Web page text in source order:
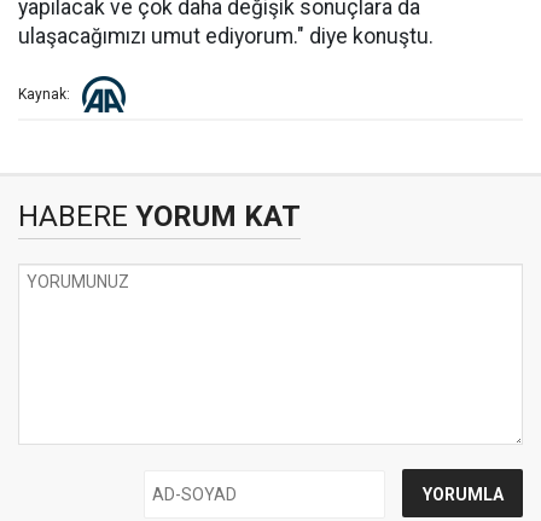
yapılacak ve çok daha değişik sonuçlara da
ulaşacağımızı umut ediyorum." diye konuştu.
Kaynak:
HABERE YORUM KAT